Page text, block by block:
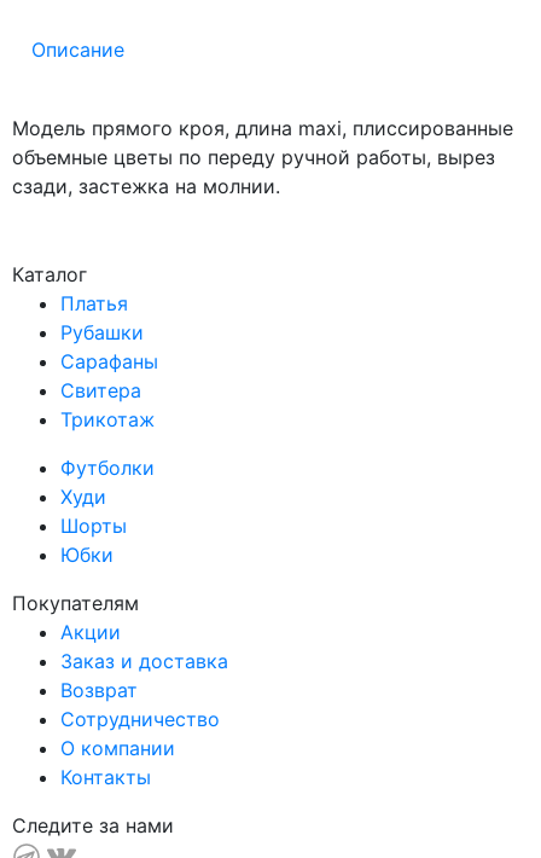
Описание
Модель прямого кроя, длина maxi, плиссированные
объемные цветы по переду ручной работы, вырез
сзади, застежка на молнии.
Каталог
Платья
Рубашки
Сарафаны
Свитера
Трикотаж
Футболки
Худи
Шорты
Юбки
Покупателям
Акции
Заказ и доставка
Возврат
Сотрудничество
О компании
Контакты
Следите за нами